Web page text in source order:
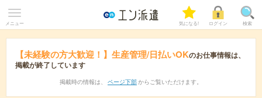
メニュー 気になる! ログイン 検索
【未経験の方大歓迎！】生産管理/日払いOKのお仕事情報は、
掲載が終了しています
掲載時の情報は、 ページ下部 からご覧いただけます。